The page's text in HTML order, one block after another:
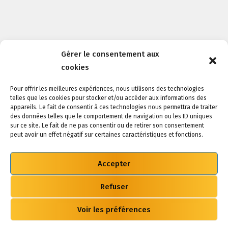
Gérer le consentement aux
cookies
Pour offrir les meilleures expériences, nous utilisons des technologies
telles que les cookies pour stocker et/ou accéder aux informations des
appareils. Le fait de consentir à ces technologies nous permettra de traiter
des données telles que le comportement de navigation ou les ID uniques
sur ce site. Le fait de ne pas consentir ou de retirer son consentement
peut avoir un effet négatif sur certaines caractéristiques et fonctions.
Accepter
Refuser
Voir les préférences
© 2022-2026 Draguignan Var Handball.
Tous droits réservés.
Mentions légales